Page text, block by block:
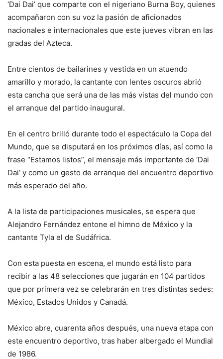
‘Dai Dai’ que comparte con el nigeriano Burna Boy, quienes
acompañaron con su voz la pasión de aficionados
nacionales e internacionales que este jueves vibran en las
gradas del Azteca.
Entre cientos de bailarines y vestida en un atuendo
amarillo y morado, la cantante con lentes oscuros abrió
esta cancha que será una de las más vistas del mundo con
el arranque del partido inaugural.
En el centro brilló durante todo el espectáculo la Copa del
Mundo, que se disputará en los próximos días, así como la
frase “Estamos listos”, el mensaje más importante de ‘Dai
Dai’ y como un gesto de arranque del encuentro deportivo
más esperado del año.
A la lista de participaciones musicales, se espera que
Alejandro Fernández entone el himno de México y la
cantante Tyla el de Sudáfrica.
Con esta puesta en escena, el mundo está listo para
recibir a las 48 selecciones que jugarán en 104 partidos
que por primera vez se celebrarán en tres distintas sedes:
México, Estados Unidos y Canadá.
México abre, cuarenta años después, una nueva etapa con
este encuentro deportivo, tras haber albergado el Mundial
de 1986.